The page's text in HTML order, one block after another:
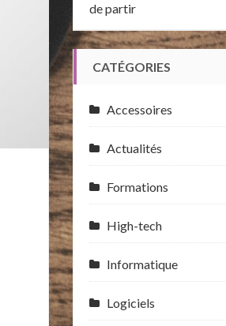
de partir
CATÉGORIES
Accessoires
Actualités
Formations
High-tech
Informatique
Logiciels